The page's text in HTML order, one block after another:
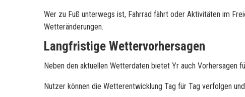
Wer zu Fuß unterwegs ist, Fahrrad fährt oder Aktivitäten im
Wetteränderungen.
Langfristige Wettervorhersagen
Neben den aktuellen Wetterdaten bietet Yr auch Vorhersagen
Nutzer können die Wetterentwicklung Tag für Tag verfolgen